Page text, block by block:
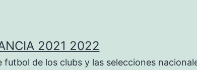
2021 2022
de los clubs y las selecciones